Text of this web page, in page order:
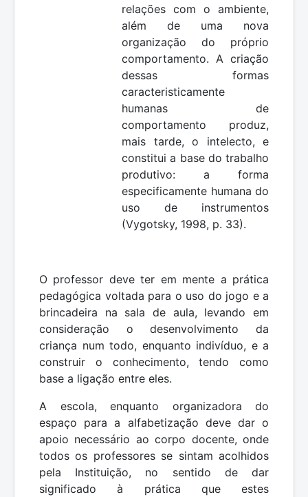
relações com o ambiente,
além de uma nova
organização do próprio
comportamento. A criação
dessas formas
caracteristicamente
humanas de
comportamento produz,
mais tarde, o intelecto, e
constitui a base do trabalho
produtivo: a forma
especificamente humana do
uso de instrumentos
(Vygotsky, 1998, p. 33).
O professor deve ter em mente a prática
pedagógica voltada para o uso do jogo e a
brincadeira na sala de aula, levando em
consideração o desenvolvimento da
criança num todo, enquanto indivíduo, e a
construir o conhecimento, tendo como
base a ligação entre eles.
A escola, enquanto organizadora do
espaço para a alfabetização deve dar o
apoio necessário ao corpo docente, onde
todos os professores se sintam acolhidos
pela Instituição, no sentido de dar
significado à prática que estes